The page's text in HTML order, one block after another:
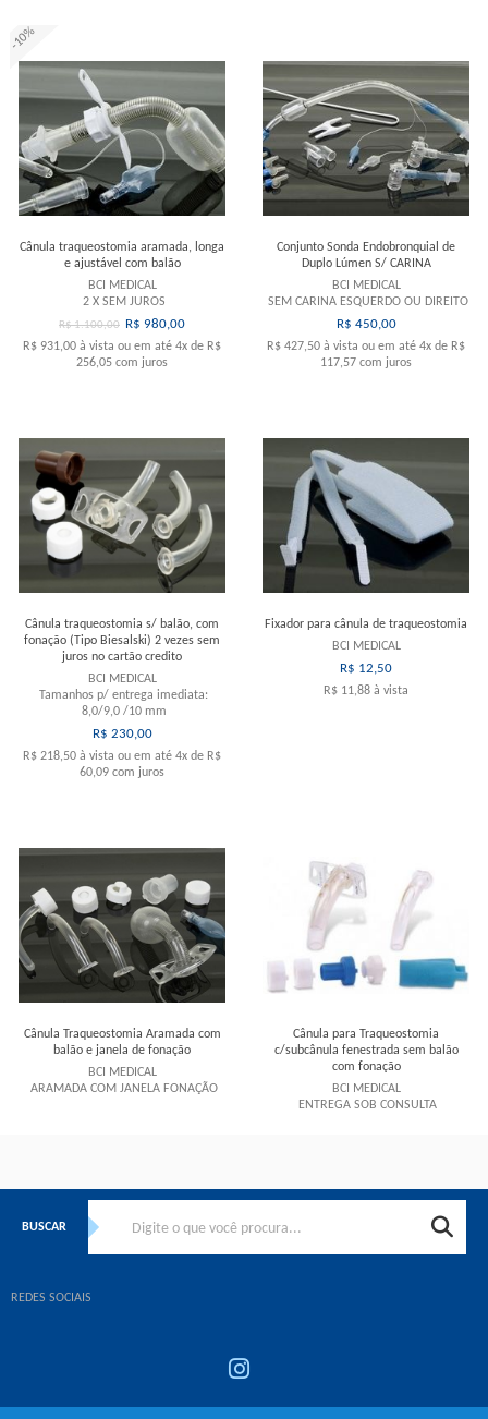
-10%
Cânula traqueostomia aramada, longa
e ajustável com balão
BCI MEDICAL
2 X SEM JUROS
R$ 1.100,00 R$ 980,00
R$ 931,00 à vista ou em até 4x de R$
256,05 com juros
Conjunto Sonda Endobronquial de
Duplo Lúmen S/ CARINA
BCI MEDICAL
SEM CARINA ESQUERDO OU DIREITO
R$ 450,00
R$ 427,50 à vista ou em até 4x de R$
117,57 com juros
Cânula traqueostomia s/ balão, com
fonação (Tipo Biesalski) 2 vezes sem
juros no cartão credito
BCI MEDICAL
Tamanhos p/ entrega imediata:
8,0/9,0 /10 mm
R$ 230,00
R$ 218,50 à vista ou em até 4x de R$
60,09 com juros
Fixador para cânula de traqueostomia
BCI MEDICAL
R$ 12,50
R$ 11,88 à vista
Cânula Traqueostomia Aramada com
balão e janela de fonação
BCI MEDICAL
ARAMADA COM JANELA FONAÇÃO
Cânula para Traqueostomia
c/subcânula fenestrada sem balão
com fonação
BCI MEDICAL
ENTREGA SOB CONSULTA
BUSCAR
REDES SOCIAIS